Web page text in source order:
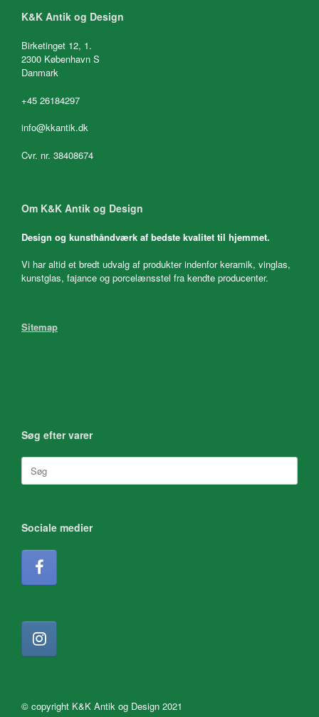
K&K Antik og Design
Birketinget 12, 1.
2300 København S
Danmark
+45 26184297
info@kkantik.dk
Cvr. nr. 38408674
Om K&K Antik og Design
Design og kunsthåndværk af bedste kvalitet til hjemmet.
Vi har altid et bredt udvalg af produkter indenfor keramik, vinglas,
kunstglas, fajance og porcelænsstel fra kendte producenter.
Sitemap
Søg efter varer
efter:
Sociale medier
© copyright K&K Antik og Design 2021